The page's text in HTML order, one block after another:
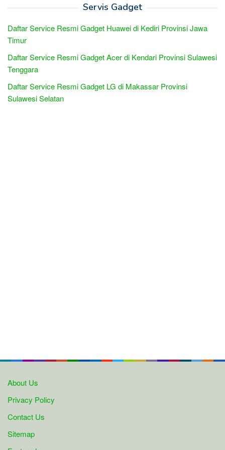
Servis Gadget
Daftar Service Resmi Gadget Huawei di Kediri Provinsi Jawa
Timur
Daftar Service Resmi Gadget Acer di Kendari Provinsi Sulawesi
Tenggara
Daftar Service Resmi Gadget LG di Makassar Provinsi
Sulawesi Selatan
About Us
Privacy Policy
Contact Us
Sitemap